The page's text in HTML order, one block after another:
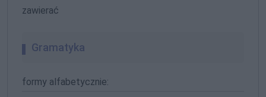
zawierać
Gramatyka
formy alfabetycznie: